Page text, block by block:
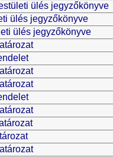
ülés jegyzőkönyve
ülés jegyzőkönyve
ülés jegyzőkönyve